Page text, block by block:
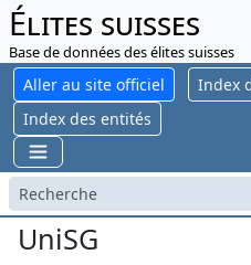
Élites suisses
Base de données des élites suisses
Aller au site officiel
Index
Index des entités
UniSG